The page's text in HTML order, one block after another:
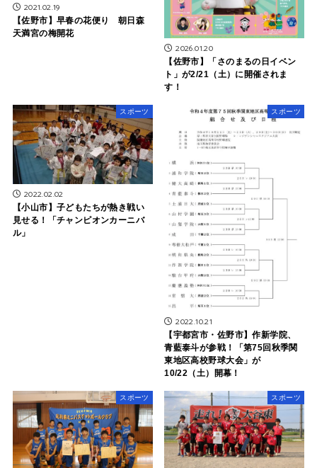
2021.02.19
【佐野市】早春の花便り 朝日森
天満宮の梅開花
2026.01.20
【佐野市】「さのまるの日イベン
ト」が2/21（土）に開催されま
す！
スポーツ
2022.02.02
【小山市】子どもたちが熱き戦い
見せる！「チャンピオンカーニバ
ル」
スポーツ
2022.10.21
【宇都宮市・佐野市】作新学院、
青藍泰斗が参戦！「第75回秋季関
東地区高校野球大会」が
10/22（土）開幕！
スポーツ スポーツ